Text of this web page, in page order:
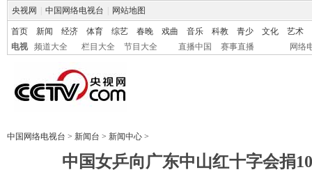
央视网 中国网络电视台 网站地图
首页 新闻 经济 体育 综艺 春晚 戏曲 音乐 科教 青少 文化
艺术
电视
频道大全 栏目大全 节目大全 直播中国 赛事直播 网络
中国网络电视台 > 新闻台 > 新闻中心 >
中国女乒向广东中山红十字会捐